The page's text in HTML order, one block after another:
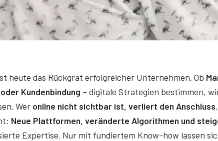
heute das Rückgrat erfolgreicher Unternehmen. Ob
Kundenbindung – digitale Strategien bestimmen,
Wer online nicht sichtbar ist, verliert den Anschluss
Neue Plattformen, veränderte Algorithmen und
Expertise. Nur mit fundiertem Know-how lassen